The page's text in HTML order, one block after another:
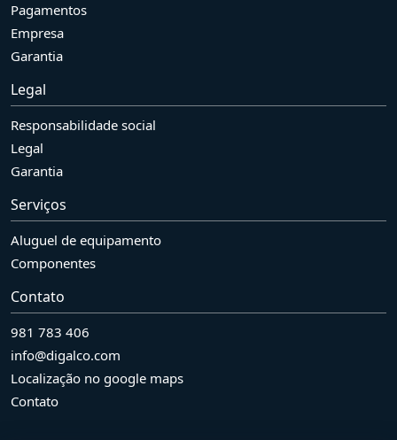
Pagamentos
Empresa
Garantia
Legal
Responsabilidade social
Legal
Garantia
Serviços
Aluguel de equipamento
Componentes
Contato
981 783 406
info@digalco.com
Localização no google maps
Contato